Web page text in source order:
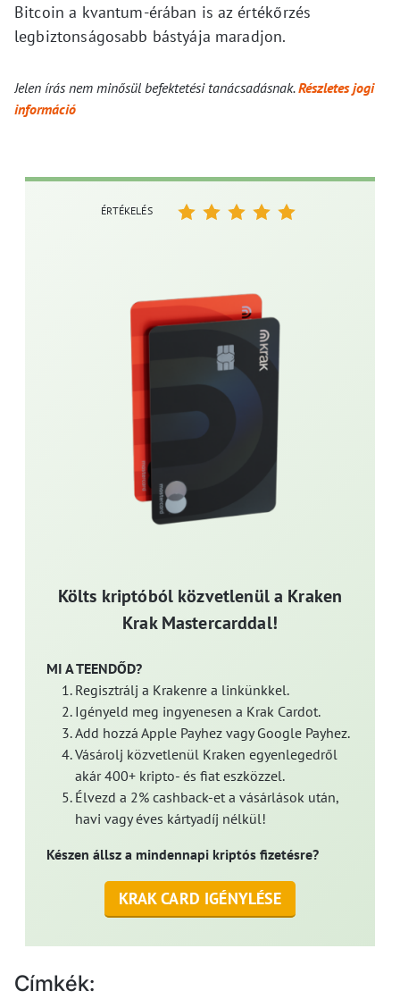
Bitcoin a kvantum-érában is az értékőrzés
legbiztonságosabb bástyája maradjon.
Jelen írás nem minősül befektetési tanácsadásnak.Részletes jogi
információ
Költs kriptóból közvetlenül a Kraken
Krak Mastercarddal!
MI A TEENDŐD?
Regisztrálj a Krakenre a linkünkkel.
Igényeld meg ingyenesen a Krak Cardot.
Add hozzá Apple Payhez vagy Google Payhez.
Vásárolj közvetlenül Kraken egyenlegedről
akár 400+ kripto- és fiat eszközzel.
Élvezd a 2% cashback-et a vásárlások után,
havi vagy éves kártyadíj nélkül!
Készen állsz a mindennapi kriptós fizetésre?
KRAK CARD IGÉNYLÉSE
ÉRTÉKELÉS
Címkék: